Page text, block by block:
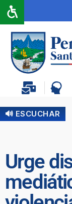
🔊 ESCUCHAR
Urge